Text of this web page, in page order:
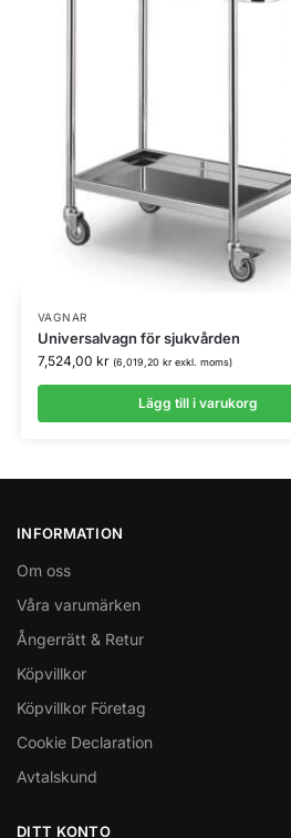
VAGNAR
Universalvagn för sjukvården
7,524,00 kr (6,019,20 krexkl. moms)
Lägg till i varukorg
INFORMATION
Om oss
Våra varumärken
Ångerrätt & Retur
Köpvillkor
Köpvillkor Företag
Cookie Declaration
Avtalskund
DITT KONTO